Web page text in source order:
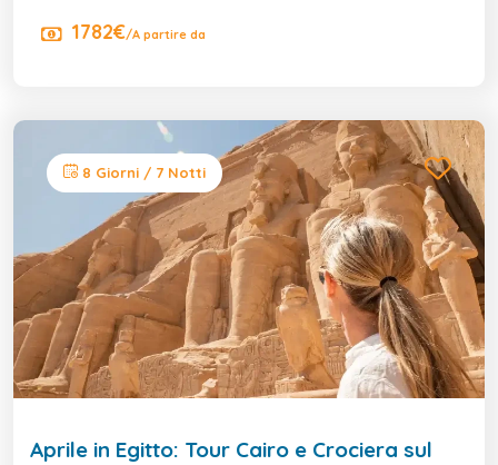
1782€/A partire da
8 Giorni / 7 Notti
Aprile in Egitto: Tour Cairo e Crociera sul